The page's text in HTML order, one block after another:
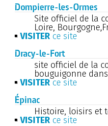
Dompierre-les-Ormes
Site officiel de la
Loire,
VISITER ce site
Dracy-le-Fort
site officiel de la
bouguigonne
VISITER ce site
Épinac
Histoire, loisirs et
VISITER ce site